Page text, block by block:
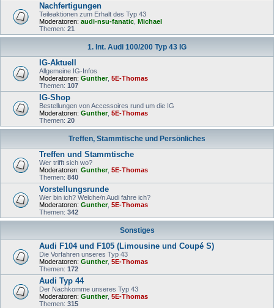
Nachfertigungen
Teileaktionen zum Erhalt des Typ 43
Moderatoren: audi-nsu-fanatic Michael
Themen: 21
1. Int. Audi 100/200 Typ 43 IG
IG-Aktuell
Allgemeine IG-Infos
Moderatoren: Gunther, 5E-Thomas
Themen: 107
IG-Shop
Bestellungen von Accessoires rund um die IG
Moderatoren: Gunther, 5E-Thomas
Themen: 20
Treffen, Stammtische und Persönliches
Treffen und Stammtische
Wer trifft sich wo?
Moderatoren: Gunther, 5E-Thomas
Themen: 840
Vorstellungsrunde
Wer bin ich? Welche/n Audi fahre ich?
Moderatoren: Gunther, 5E-Thomas
Themen: 342
Sonstiges
Audi F104 und F105 (Limousine und Coupé S)
Die Vorfahren unseres Typ 43
Moderatoren: Gunther, 5E-Thomas
Themen: 172
Audi Typ 44
Der Nachkomme unseres Typ 43
Moderatoren: Gunther, 5E-Thomas
Themen: 315